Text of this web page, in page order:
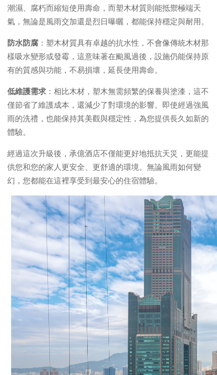
潮濕、腐朽而縮短使用壽命，而塑木材質則能抵禦極端天
氣，無論是風雨交加還是烈日曝曬，都能保持穩定與耐用。
防水防腐 ：塑木材質具有卓越的抗水性，不會像傳統木材那
樣吸水變形或發霉，這意味著在颱風過後，設施仍能保持原
有的質感與功能，不易損壞，延長使用壽命。
低維護需求 ：相比木材，塑木無需頻繁的保養與塗漆，這不
僅節省了維護成本，還減少了對環境的影響。即使經過強風
雨的洗禮，也能保持其美觀與穩定性，為您提供長久如新的
體驗。
經過這次升級後，承億酒店不僅能更好地抵抗天災，更能提
供您和您的家人更安全、更舒適的環境。無論風雨如何變
幻，您都能在這裡享受到最安心的住宿體驗。